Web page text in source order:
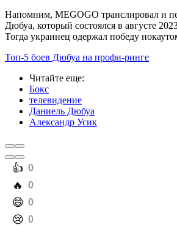
Напомним, MEGOGO транслировал и
Дюбуа, который состоялся в августе
Тогда украинец одержал победу
Топ-5 боев Дюбуа на профи-ринге
Читайте еще:
Бокс
телевидение
Даниель Дюбуа
Александр Усик
️👍 0
️🔥 0
️😄 0
️😢 0